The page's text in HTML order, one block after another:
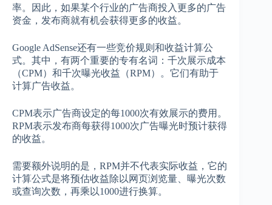
率。因此，如果某个行业的广告商投入更多的广告
资金，发布商就有机会获得更多的收益。
Google AdSense还有一些竞价规则和收益计算公
式。其中，有两个重要的专有名词：千次展示成本
（CPM）和千次曝光收益（RPM）。它们有助于
计算广告收益。
CPM表示广告商设定的每1000次有效展示的费用。
RPM表示发布商每获得1000次广告曝光时预计获得
的收益。
需要额外说明的是，RPM并不代表实际收益，它的
计算公式是将预估收益除以网页浏览量、曝光次数
或查询次数，再乘以1000进行换算。